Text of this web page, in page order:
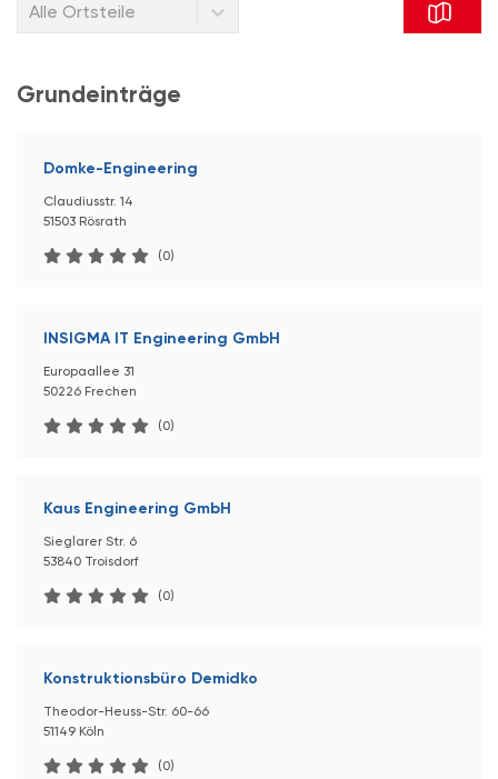
Alle Ortsteile
Grundeinträge
Domke-Engineering
Claudiusstr. 14
51503 Rösrath
(0)
INSIGMA IT Engineering GmbH
Europaallee 31
50226 Frechen
(0)
Kaus Engineering GmbH
Sieglarer Str. 6
53840 Troisdorf
(0)
Konstruktionsbüro Demidko
Theodor-Heuss-Str. 60-66
51149 Köln
(0)